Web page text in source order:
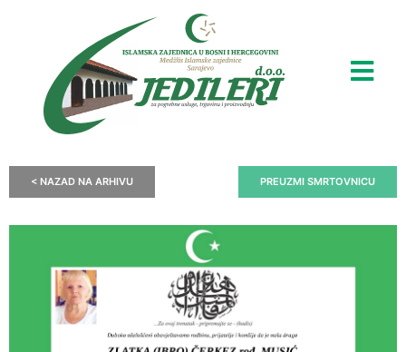
< NAZAD NA ARHIVU PREUZMI SMRTOVNICU